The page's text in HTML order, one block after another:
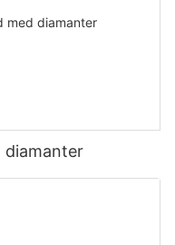
diamanter